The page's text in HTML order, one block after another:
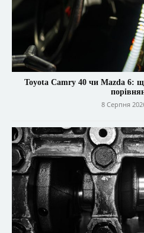
Toyota Camry 40 чи Mazda 6:
8 Серпня